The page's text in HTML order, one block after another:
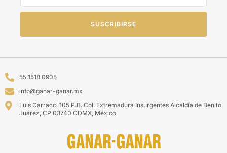
SUSCRIBIRSE
55 1518 0905
info@ganar-ganar.mx
Luis Carracci 105 P.B. Col. Extremadura Insurgentes Alcaldía de Benito
Juárez, CP 03740 CDMX, México.